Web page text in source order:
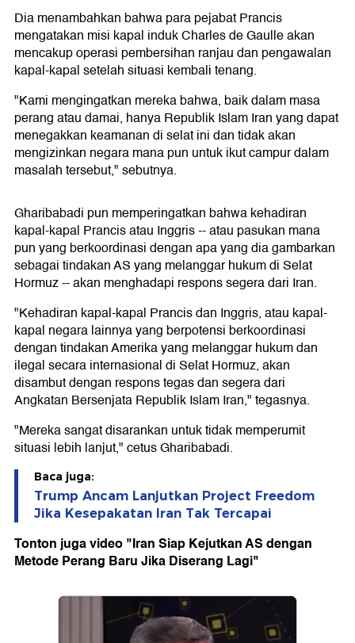
Dia menambahkan bahwa para pejabat Prancis
mengatakan misi kapal induk Charles de Gaulle akan
mencakup operasi pembersihan ranjau dan pengawalan
kapal-kapal setelah situasi kembali tenang.
"Kami mengingatkan mereka bahwa, baik dalam masa
perang atau damai, hanya Republik Islam Iran yang dapat
menegakkan keamanan di selat ini dan tidak akan
mengizinkan negara mana pun untuk ikut campur dalam
masalah tersebut," sebutnya.
Gharibabadi pun memperingatkan bahwa kehadiran
kapal-kapal Prancis atau Inggris -- atau pasukan mana
pun yang berkoordinasi dengan apa yang dia gambarkan
sebagai tindakan AS yang melanggar hukum di Selat
Hormuz -- akan menghadapi respons segera dari Iran.
"Kehadiran kapal-kapal Prancis dan Inggris, atau kapal-
kapal negara lainnya yang berpotensi berkoordinasi
dengan tindakan Amerika yang melanggar hukum dan
ilegal secara internasional di Selat Hormuz, akan
disambut dengan respons tegas dan segera dari
Angkatan Bersenjata Republik Islam Iran," tegasnya.
"Mereka sangat disarankan untuk tidak memperumit
situasi lebih lanjut," cetus Gharibabadi.
Baca juga:
Trump Ancam Lanjutkan Project Freedom
Jika Kesepakatan Iran Tak Tercapai
Tonton juga video "Iran Siap Kejutkan AS dengan
Metode Perang Baru Jika Diserang Lagi"